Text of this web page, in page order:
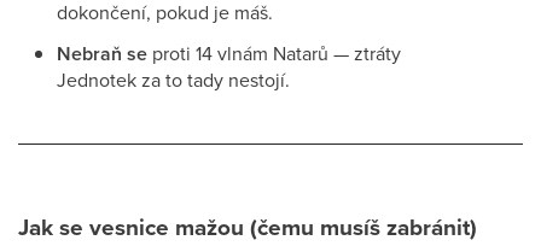
dokončení, pokud je máš.
Nebraň se proti 14 vlnám Natarů — ztráty
Jednotek za to tady nestojí.
Jak se vesnice mažou (čemu musíš zabránit)